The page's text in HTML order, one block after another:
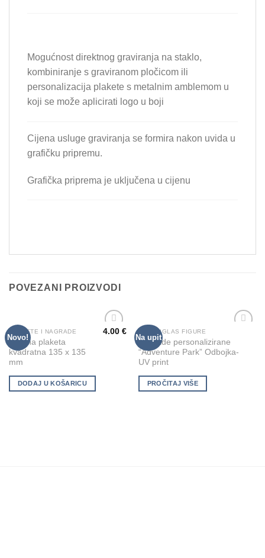
Mogućnost direktnog graviranja na staklo,
kombiniranje s graviranom pločicom ili
personalizacija plakete s metalnim amblemom u
koji se može aplicirati logo u boji
Cijena usluge graviranja se formira nakon uvida u
grafičku pripremu.
Grafička priprema je uključena u cijenu
POVEZANI PROIZVODI
Novo!
PLAKETE I NAGRADE
Drvena plaketa
kvadratna 135 x 135
mm
4.00€
DODAJ U KOŠARICU
Na upit
Wishlist
PLEKSIGLAS FIGURE
Nagrade personalizirane
“Adventure Park” Odbojka-
UV print
PROČITAJ VIŠE